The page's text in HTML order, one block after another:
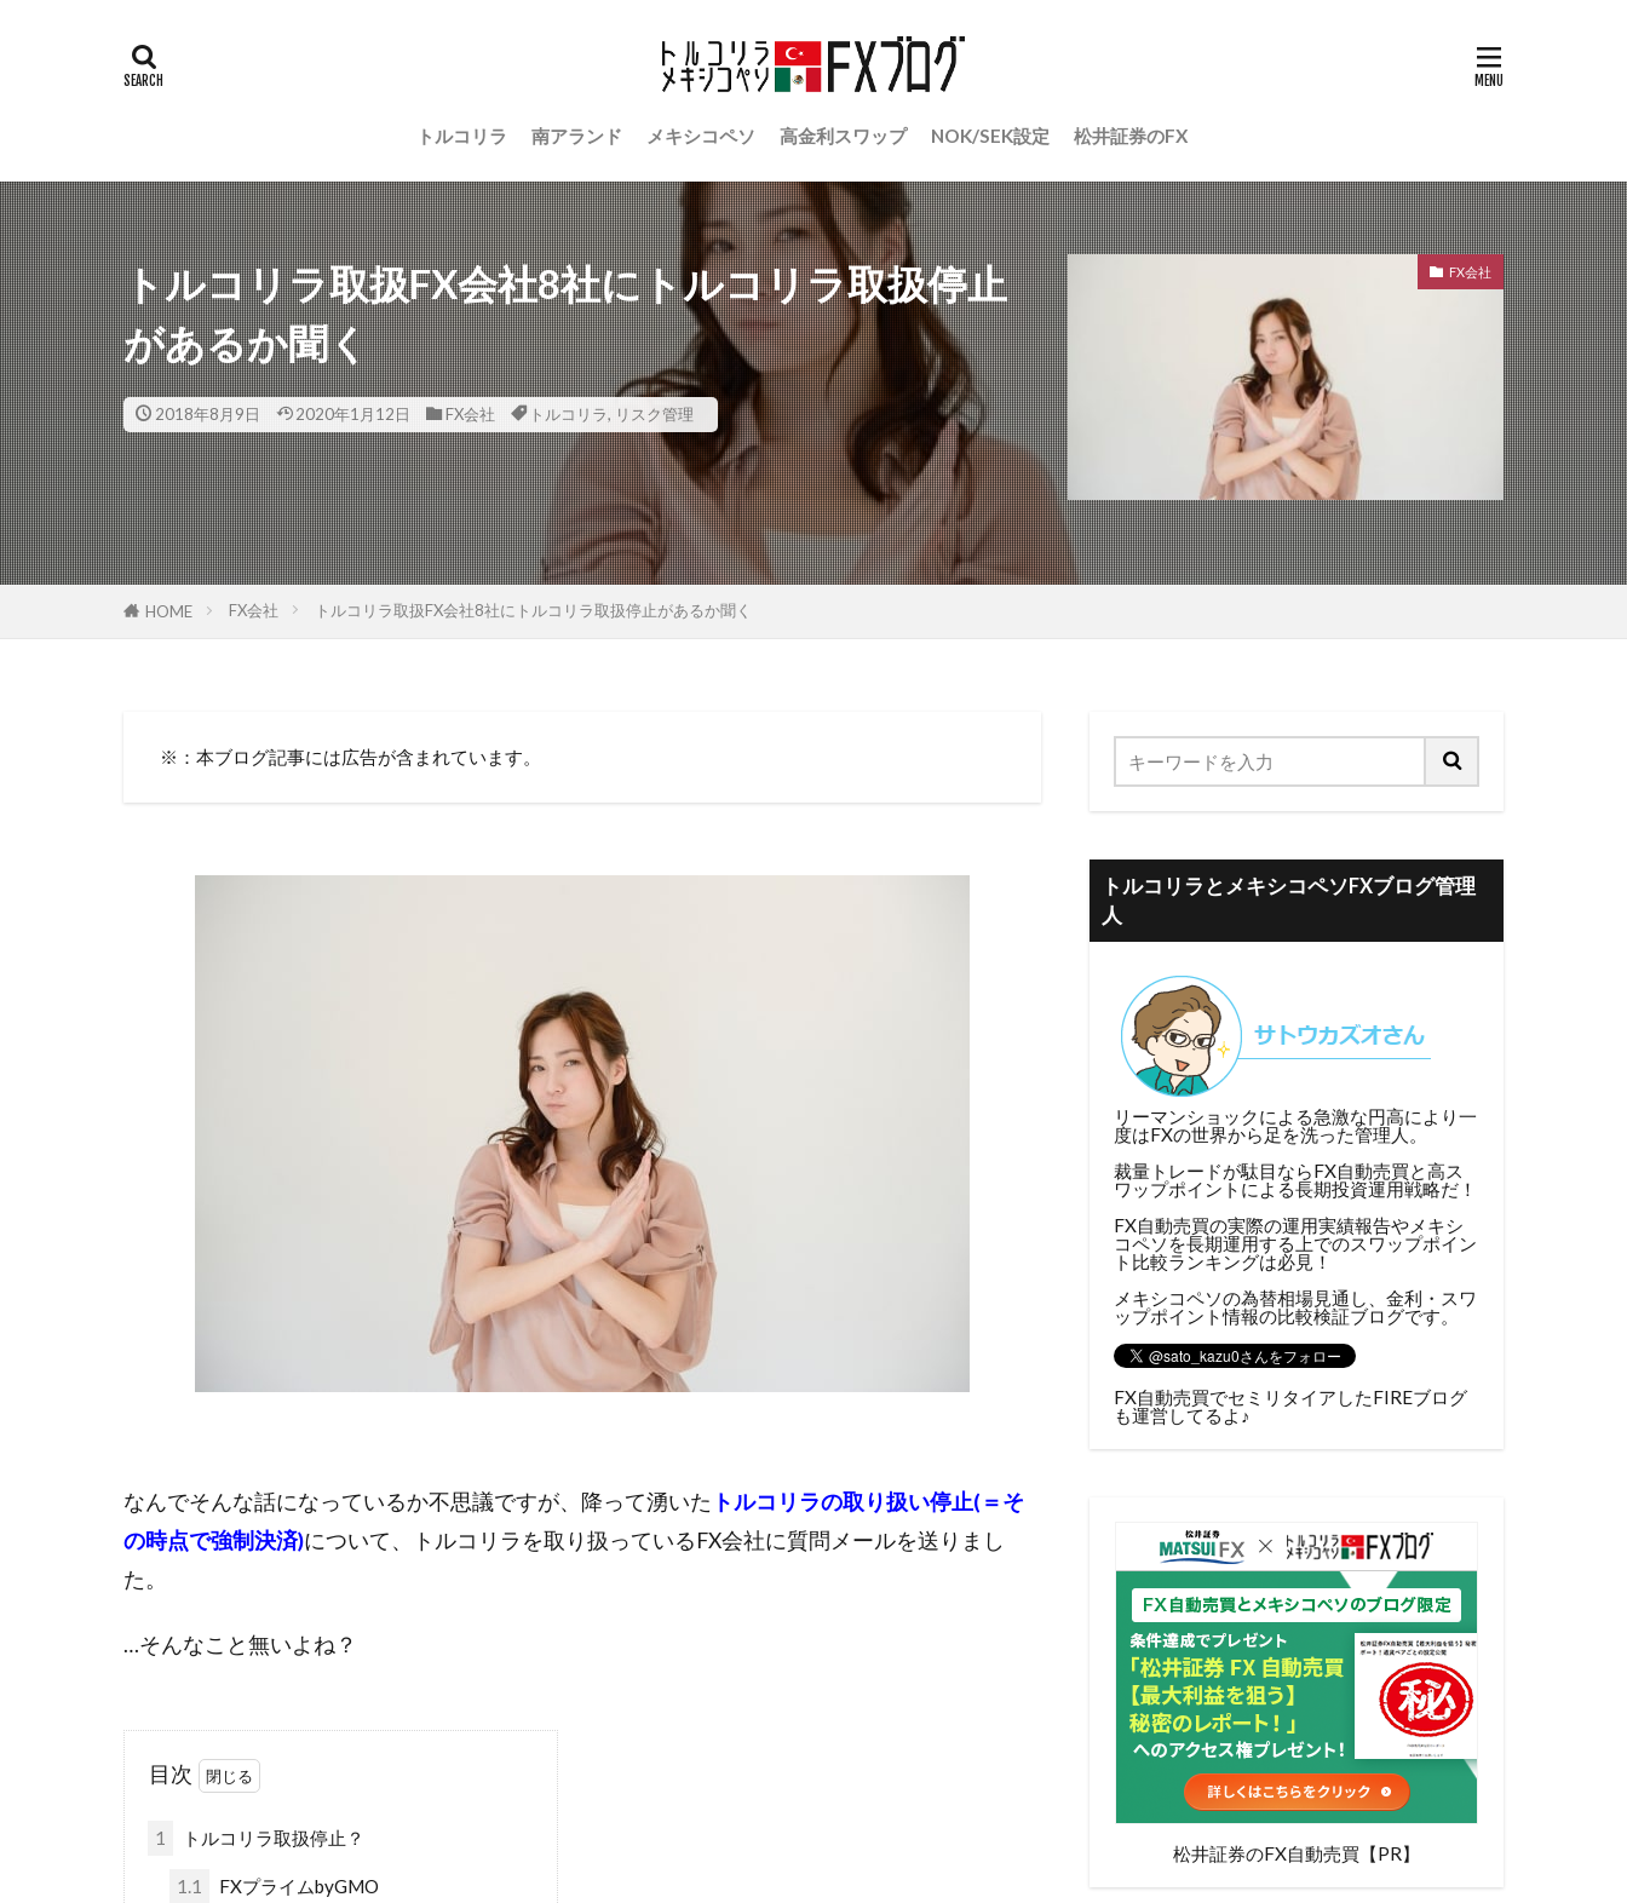
トルコリラ 南アランド メキシコペソ 高金利スワップ NOK/SEK設定 松井証券のFX
トルコリラ取扱FX会社8社にトルコリラ取扱停止
があるか聞く
2018年8月9日 2020年1月12日 FX会社 トルコリラ, リスク管理
FX会社
HOME FX会社 トルコリラ取扱FX会社8社にトルコリラ取扱停止があるか聞く
※：本ブログ記事には広告が含まれています。
なんでそんな話になっているか不思議ですが、降って湧いた トルコリラの取り扱い停止(＝そ
の時点で強制決済)について、トルコリラを取り扱っているFX会社に質問メールを送りまし
た。
…そんなこと無いよね？
目次
1 トルコリラ取扱停止？
1.1 FXプライムbyGMO
トルコリラとメキシコペソFXブログ管理
人
リーマンショックによる急激な円高により一
度はFXの世界から足を洗った管理人。
裁量トレードが駄目ならFX自動売買と高ス
ワップポイントによる長期投資運用戦略だ！
FX自動売買の実際の運用実績報告やメキシ
コペソを長期運用する上でのスワップポイン
ト比較ランキングは必見！
メキシコペソの為替相場見通し、金利・スワ
ップポイント情報の比較検証ブログです。
FX自動売買でセミリタイアしたFIREブログ
も運営してるよ♪
松井証券のFX自動売買【PR】